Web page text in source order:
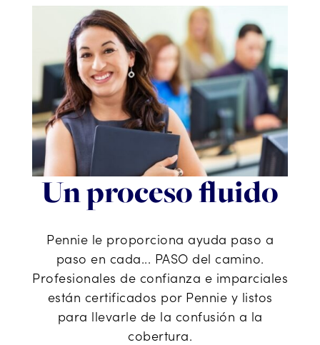
Un proceso fluido
Pennie le proporciona ayuda paso a
paso en cada... PASO del camino.
Profesionales de confianza e imparciales
están certificados por Pennie y listos
para llevarle de la confusión a la
cobertura.